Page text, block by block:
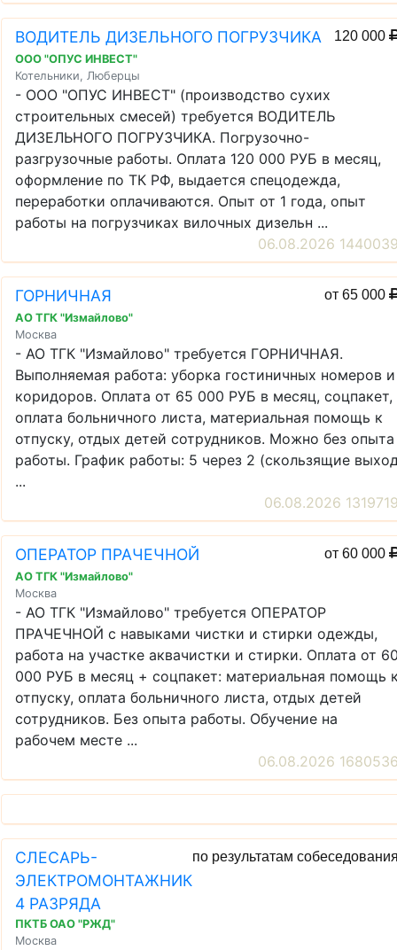
ВОДИТЕЛЬ ДИЗЕЛЬНОГО ПОГРУЗЧИКА 120 000
ООО "ОПУС ИНВЕСТ"
Котельники, Люберцы
- ООО "ОПУС ИНВЕСТ" (производство сухих
строительных смесей) требуется ВОДИТЕЛЬ
ДИЗЕЛЬНОГО ПОГРУЗЧИКА. Погрузочно-
разгрузочные работы. Оплата 120 000 РУБ в месяц,
оформление по ТК РФ, выдается спецодежда,
переработки оплачиваются. Опыт от 1 года, опыт
работы на погрузчиках вилочных дизельн ...
06.08.2026
ГОРНИЧНАЯ от 65 000
АО ТГК "Измайлово"
Москва
- АО ТГК "Измайлово" требуется ГОРНИЧНАЯ.
Выполняемая работа: уборка гостиничных номеров и
коридоров. Оплата от 65 000 РУБ в месяц, соцпакет,
оплата больничного листа, материальная помощь к
отпуску, отдых детей сотрудников. Можно без опыта
работы. График работы: 5 через 2 (скользящие
...
06.08.2026
ОПЕРАТОР ПРАЧЕЧНОЙ от 60 000
АО ТГК "Измайлово"
Москва
- АО ТГК "Измайлово" требуется ОПЕРАТОР
ПРАЧЕЧНОЙ с навыками чистки и стирки одежды,
работа на участке аквачистки и стирки. Оплата от
000 РУБ в месяц + соцпакет: материальная помощь
отпуску, оплата больничного листа, отдых детей
сотрудников. Без опыта работы. Обучение на
рабочем месте ...
06.08.2026
СЛЕСАРЬ-
ЭЛЕКТРОМОНТАЖНИК
4 РАЗРЯДА
по результатам
ПКТБ ОАО "РЖД"
Москва